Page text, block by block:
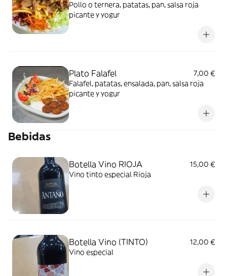
Pollo o ternera, patatas, pan, salsa roja
picante y yogur
Plato Falafel
7,00 €
Falafel, patatas, ensalada, pan, salsa roja
picante y yogur
Bebidas
Botella Vino RIOJA
15,00 €
Vino tinto especial Rioja
Botella Vino (TINTO)
12,00 €
Vino especial